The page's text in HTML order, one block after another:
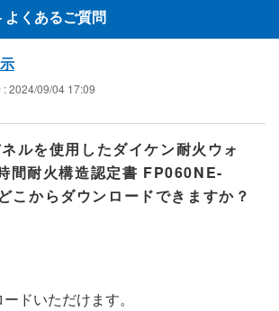
よくあるご質問
: 2024/09/04 17:09
ルを使用したダイケン耐火ウォ
間耐火構造認定書 FP060NE-
こからダウンロードできますか？
ドいただけます。